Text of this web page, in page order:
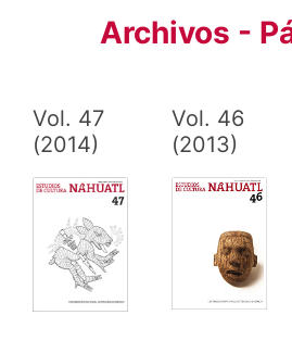
Archivos -
Vol. 47
(2014)
Vol. 46
(2013)